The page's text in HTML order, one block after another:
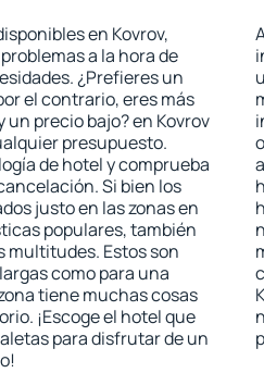
en Kovrov,
a la hora de
¿Prefieres un
el contrario, eres más
precio bajo? en Kovrov
presupuesto.
de hotel y comprueba
Si bien los
justo en las zonas en
populares, también
multitudes. Estos son
como para una
tiene muchas cosas
¡Escoge el hotel que
para disfrutar de un